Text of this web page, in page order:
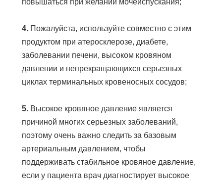
повышаться при желании мочеиспускания;
4. Пожалуйста, используйте совместно с этим
продуктом при атеросклерозе, диабете,
заболевании печени, высоком кровяном
давлении и непрекращающихся серьезных
циклах терминальных кровеносных сосудов;
5. Высокое кровяное давление является
причиной многих серьезных заболеваний,
поэтому очень важно следить за базовым
артериальным давлением, чтобы
поддерживать стабильное кровяное давление,
если у пациента врач диагностирует высокое